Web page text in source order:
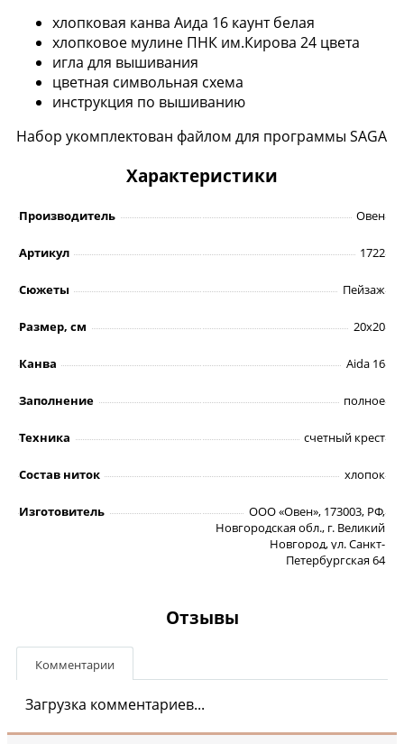
хлопковая канва Аида 16 каунт белая
хлопковое мулине ПНК им.Кирова 24 цвета
игла для вышивания
цветная символьная схема
инструкция по вышиванию
Набор укомплектован файлом для программы SAGA
Характеристики
Производитель Овен
Артикул 1722
Сюжеты Пейзаж
Размер, см 20х20
Канва Aida 16
Заполнение полное
Техника счетный крест
Состав ниток хлопок
Изготовитель
ООО «Овен», 173003, РФ,
Новгородская обл., г. Великий
Новгород, ул. Санкт-
Петербургская 64
Отзывы
Комментарии
Загрузка комментариев...